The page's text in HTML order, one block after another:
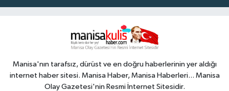
Manisa'nın tarafsız, dürüst ve en doğru haberlerinin yer aldığı
internet haber sitesi. Manisa Haber, Manisa Haberleri... Manisa
Olay Gazetesi'nin Resmi İnternet Sitesidir.